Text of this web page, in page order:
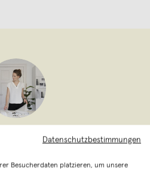
Dresden
seit April 2013
Datenschutzbestimmungen
Besucherdaten platzieren, um unsere